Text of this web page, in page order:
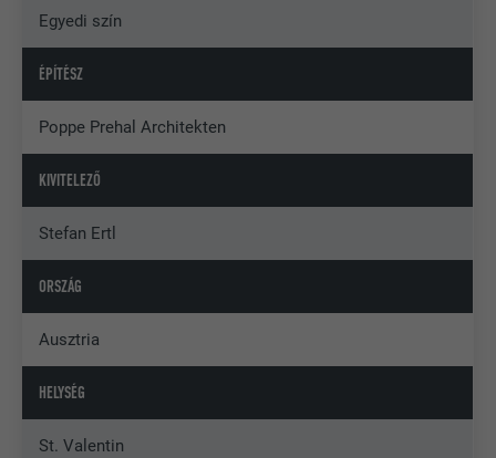
Egyedi szín
ÉPÍTÉSZ
Poppe Prehal Architekten
KIVITELEZŐ
Stefan Ertl
ORSZÁG
Ausztria
HELYSÉG
St. Valentin